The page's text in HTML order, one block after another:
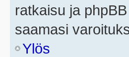
ratkaisu ja
saamasi
Ylös